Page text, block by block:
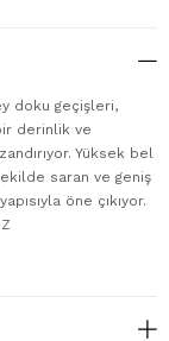
doku geçişleri,
derinlik ve
Yüksek bel
saran ve geniş
öne çıkıyor.